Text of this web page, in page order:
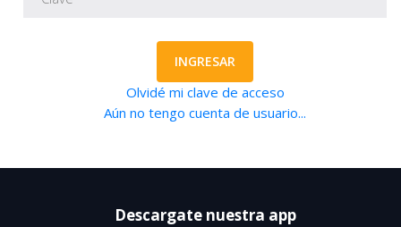
INGRESAR
Olvidé mi clave de acceso
Aún no tengo cuenta de usuario...
Descargate nuestra app